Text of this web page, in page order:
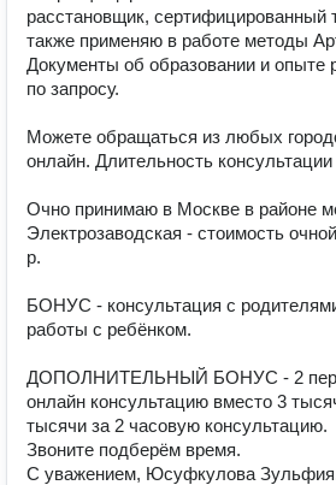
расстановщик, сертифицированный
также применяю в работе методы
Документы об образовании и опыте
по запросу.
Можете обращаться из любых
онлайн. Длительность консультации
Очно принимаю в Москве в районе
Электрозаводская - стоимость
р.
БОНУС - консультация с
работы с ребёнком.
ДОПОЛНИТЕЛЬНЫЙ БОНУС - 2
онлайн консультацию вместо 3
тысячи за 2 часовую консультацию.
Звоните подберём время.
С уважением, Юсуфкулова